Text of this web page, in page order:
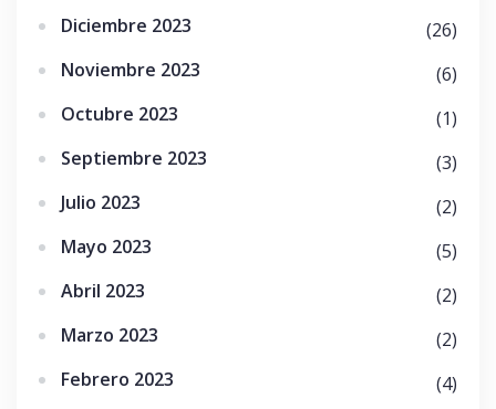
Diciembre 2023
(26)
Noviembre 2023
(6)
Octubre 2023
(1)
Septiembre 2023
(3)
Julio 2023
(2)
Mayo 2023
(5)
Abril 2023
(2)
Marzo 2023
(2)
Febrero 2023
(4)